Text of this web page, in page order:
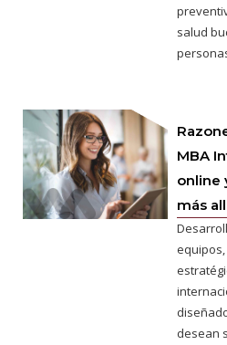
salud
MBA
online
más
desean